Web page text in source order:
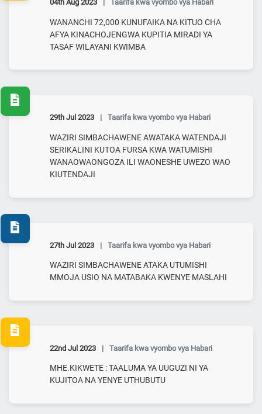
04th Aug 2023 | Taarifa kwa vyombo vya Habari
WANANCHI 72,000 KUNUFAIKA NA KITUO CHA
AFYA KINACHOJENGWA KUPITIA MIRADI YA
TASAF WILAYANI KWIMBA
29th Jul 2023 | Taarifa kwa vyombo vya Habari
WAZIRI SIMBACHAWENE AWATAKA WATENDAJI
SERIKALINI KUTOA FURSA KWA WATUMISHI
WANAOWAONGOZA ILI WAONESHE UWEZO WAO
KIUTENDAJI
27th Jul 2023 | Taarifa kwa vyombo vya Habari
WAZIRI SIMBACHAWENE ATAKA UTUMISHI
MMOJA USIO NA MATABAKA KWENYE MASLAHI
22nd Jul 2023 | Taarifa kwa vyombo vya Habari
MHE.KIKWETE : TAALUMA YA UUGUZI NI YA
KUJITOA NA YENYE UTHUBUTU